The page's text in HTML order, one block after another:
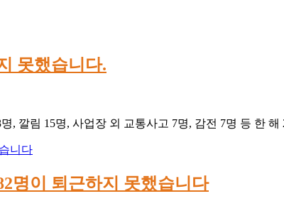
못했습니다.
깔림 15명, 사업장 외 교통사고 7명, 감전 7명 등 한
명이 퇴근하지 못했습니다